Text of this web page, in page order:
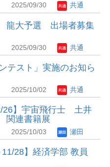
2025/09/30 共通
龍大予選 出場者募集
2025/09/30 共通
テスト」実施のお知ら
2025/10/02 共通
26】宇宙飛行士 土井
関連書籍展
2025/10/03 瀬田
11/28】経済学部 教員